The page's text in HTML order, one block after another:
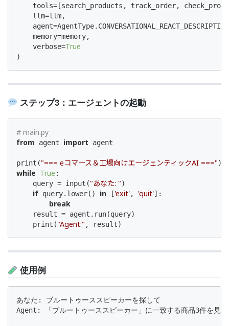
tools=[search_products, track_order,
    llm=llm,
    memory=memory,
    verbose=
True
)
ステップ3：エージェントの起動
# main.py
from agent import agent
print("=== eコマース＆工場向けエージェンティックAI ==="
while True :
    query = input(
"あなた: ")
if query.lower() in ['exit', 'quit']:
break
    result = agent.run(query)
    print(
"Agent:" , result)
使用例
あなた: ブルートゥーススピーカーを探して
Agent: 「ブルートゥーススピーカー」に一致する商品3件を見つ